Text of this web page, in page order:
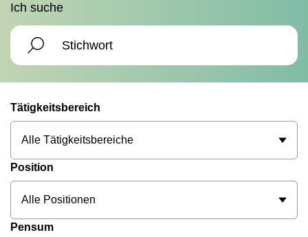
Ich suche
Tätigkeitsbereich
Alle Tätigkeitsbereiche
Position
Alle Positionen
Pensum